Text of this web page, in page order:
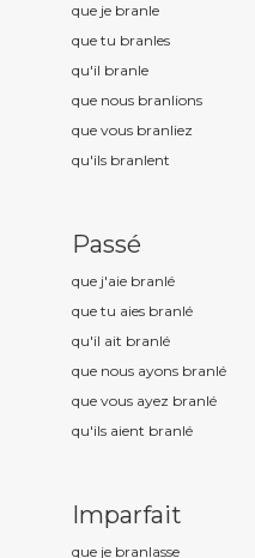
que je branle
que tu branles
qu'il branle
que nous branlions
que vous branliez
qu'ils branlent
Passé
que j'aie branlé
que tu aies branlé
qu'il ait branlé
que nous ayons branlé
que vous ayez branlé
qu'ils aient branlé
Imparfait
que je branlasse